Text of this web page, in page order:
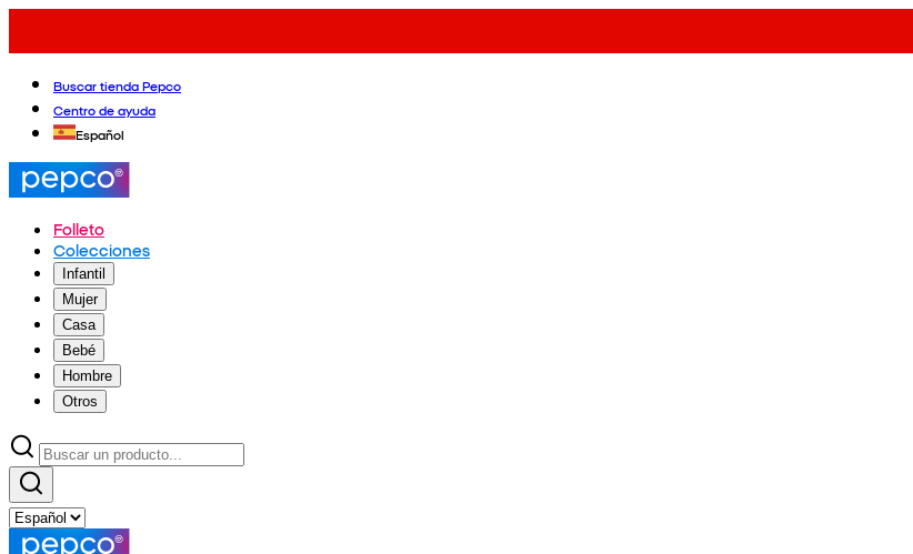
Buscar tienda Pepco
Centro de ayuda
Español
Folleto
Colecciones
Infantil
Mujer
Casa
Bebé
Hombre
Otros